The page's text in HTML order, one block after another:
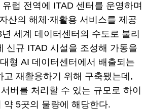
럽 전역에 ITAD 센터를 운영하며
산의 해체∙재활용 서비스를 제공
세계 데이터센터의 수도로 불리
신규 ITAD 시설을 조성해 가동을
형 AI 데이터센터에서 배출되는
고 재활용하기 위해 구축됐는데,
버를 처리할 수 있는 규모로 하이
약 5곳의 물량에 해당한다.